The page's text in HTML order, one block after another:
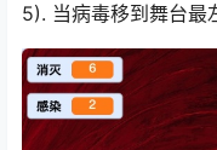
5). 当病毒移到舞台最